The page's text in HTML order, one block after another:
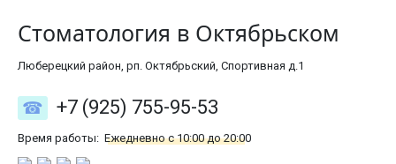
Стоматология в Октябрьском
Люберецкий район, рп. Октябрьский, Спортивная д.1
+7 (925) 755-95-53
Время работы: Ежедневно с 10:00 до 20:00